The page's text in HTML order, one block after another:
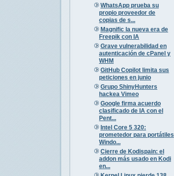
WhatsApp prueba su
propio proveedor de
copias de s...
Magnific la nueva era de
Freepik con IA
Grave vulnerabilidad en
autenticación de cPanel y
WHM
GitHub Copilot limita sus
peticiones en junio
Grupo ShinyHunters
hackea Vimeo
Google firma acuerdo
clasificado de IA con el
Pent...
Intel Core 5 320:
prometedor para portátiles
Windo...
Cierre de Kodispain: el
addon más usado en Kodi
en...